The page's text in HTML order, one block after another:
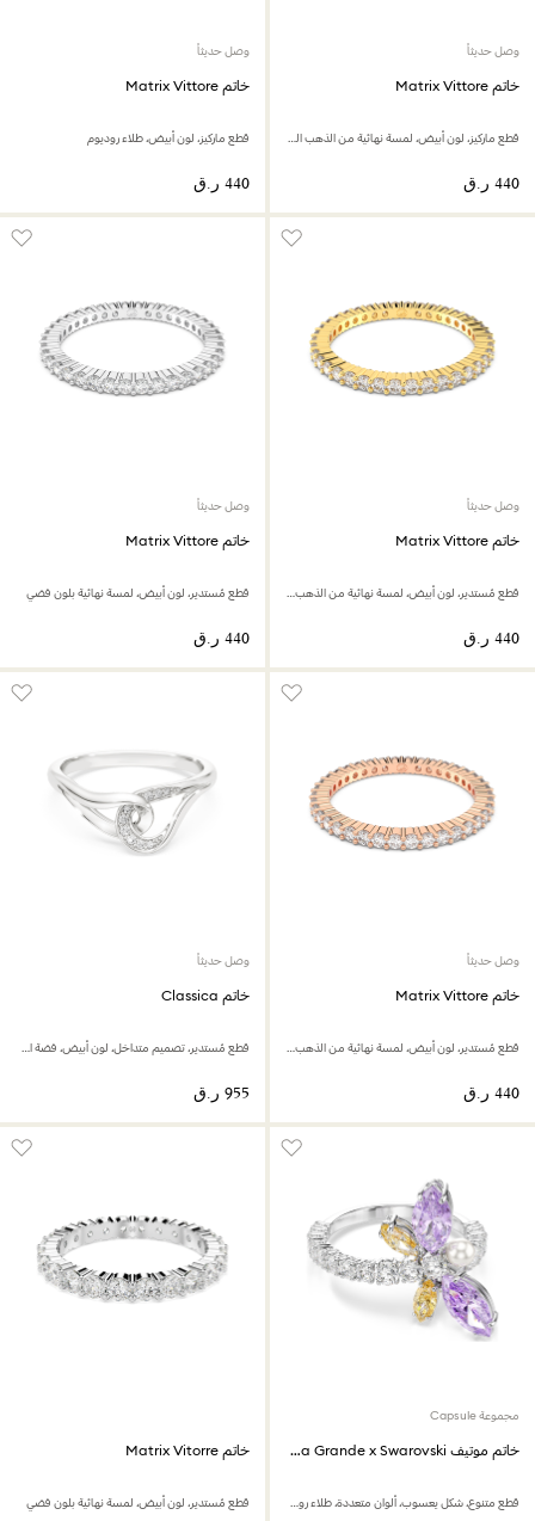
وصل حديثاً
خاتم Matrix Vittore
قطع ماركيز،‎ لون أبيض،‎ لمسة نهائية من الذهب الوردي عيار 18 قيراط
وصل حديثاً
خاتم Matrix Vittore
قطع ماركيز،‏‎ لون أبيض،‎ طلاء روديوم
وصل حديثاً
خاتم Matrix Vittore
قطع مُستدير، لون أبيض، لمسة نهائية من الذهب عيار 18 قيراط
وصل حديثاً
خاتم Matrix Vittore
قطع مُستدير، لون أبيض، لمسة نهائية بلون فضي
وصل حديثاً
خاتم Matrix Vittore
قطع مُستدير، لون أبيض، لمسة نهائية من الذهب الوردي عيار 18 قيراط
وصل حديثاً
خاتم Classica
قطع مُستدير، تصميم متداخل، لون أبيض، فضة استرليني
مجموعة Capsule
خاتم موتيف Ariana Grande x Swarovski
قطع متنوع، شكل يعسوب، ألوان متعددة، طلاء روديوم
خاتم Matrix Vitorre
قطع مُستدير، لون أبيض، لمسة نهائية بلون فضي